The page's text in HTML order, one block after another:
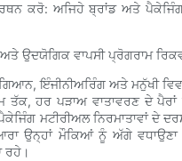
ਕਰੋ: ਅਜਿਹੇ ਬ੍ਰਾਂਡ ਅਤੇ
ਉਦਯੋਗਿਕ ਵਾਪਸੀ ਪ੍ਰੋਗਰਾਮ
ਇੰਜੀਨੀਅਰਿੰਗ ਅਤੇ ਮਨੁੱਖੀ
ਹਰ ਪੜਾਅ ਵਾਤਾਵਰਣ ਦੇ
ਮਟੀਰੀਅਲ ਨਿਰਮਾਤਾਵਾਂ ਦੇ
ਉਨ੍ਹਾਂ ਮੌਕਿਆਂ ਨੂੰ ਅੱਗੇ
ਰਹੇ।